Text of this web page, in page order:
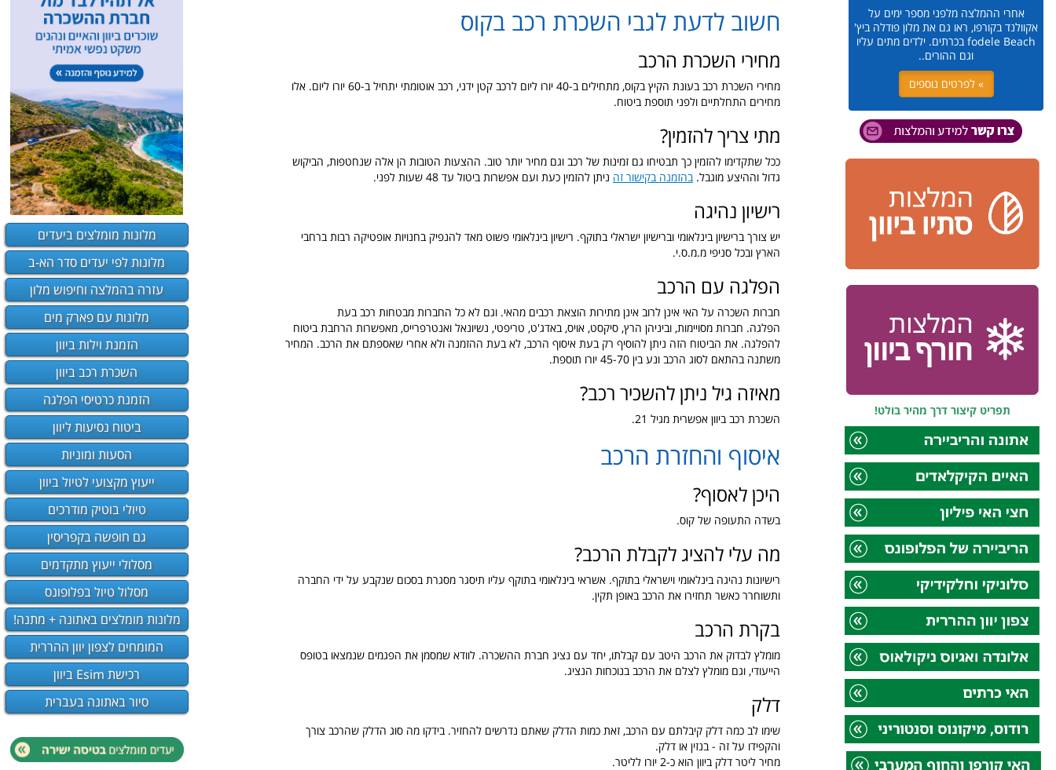
אחרי ההמלצה מלפני מספר ימים על
אקוולנד בקורפו, ראו גם את מלון פודלה ביץ'
fodele Beach בכרתים. ילדים מתים עליו
וגם ההורים..
» לפרטים נוספים
תפריט קיצור דרך מהיר בולט!
חשוב לדעת לגבי השכרת רכב בקוס
מחירי השכרת הרכב
מחירי השכרת רכב בעונת הקיץ בקוס, מתחילים ב-40 יורו ליום לרכב קטן ידני, רכב אוטומתי יתחיל ב-60 יורו ליום. אלו
מחירים התחלתיים ולפני תוספת ביטוח.
מתי צריך להזמין?
ככל שתקדימו להזמין כך תבטיחו גם זמינות של רכב וגם מחיר יותר טוב. ההצעות הטובות הן אלה שנחטפות, הביקוש
גדול וההיצע מוגבל.בהזמנה בקישור זה ניתן להזמין כעת ועם אפשרות ביטול עד 48 שעות לפני.
רישיון נהיגה
יש צורך ברישיון בינלאומי וברישיון ישראלי בתוקף. רישיון בינלאומי פשוט מאד להנפיק בחנויות אופטיקה רבות ברחבי
הארץ ובכל סניפי מ.מ.ס.י.
הפלגה עם הרכב
חברות השכרה על האי אינן לרוב אינן מתירות הוצאת רכבים מהאי. וגם לא כל החברות מבטחות רכב בעת
הפלגה. חברות מסויימות, וביניהן הרץ, סיקסט, אויס, באדג'ט, טריפטי, נשיונאל ואנטרפרייס, מאפשרות הרחבת ביטוח
להפלגה. את הביטוח הזה ניתן להוסיף רק בעת איסוף הרכב, לא בעת ההזמנה ולא אחרי שאספתם את הרכב. המחיר
משתנה בהתאם לסוג הרכב ונע בין 45-70 יורו תוספת.
מאיזה גיל ניתן להשכיר רכב?
השכרת רכב ביוון אפשרית מגיל 21.
איסוף והחזרת הרכב
היכן לאסוף?
בשדה התעופה של קוס.
מה עלי להציג לקבלת הרכב?
רישיונות נהיגה בינלאומי וישראלי בתוקף. אשראי בינלאומי בתוקף עליו תיסגר מסגרת בסכום שנקבע על ידי החברה
ותשוחרר כאשר תחזירו את הרכב באופן תקין.
בקרת הרכב
מומלץ לבדוק את הרכב היטב עם קבלתו, יחד עם נציג חברת ההשכרה. לוודא שמסמן את הפגמים שנמצאו בטופס
הייעודי, וגם מומלץ לצלם את הרכב בנוכחות הנציג.
דלק
שימו לב כמה דלק קיבלתם עם הרכב, זאת כמות הדלק שאתם נדרשים להחזיר. בידקו מה סוג הדלק שהרכב צורך
והקפידו על זה - בנזין או דלק.
מחיר ליטר דלק ביוון הוא כ-2 יורו לליטר.
מלונות מומלצים ביעדים
מלונות לפי יעדים סדר הא-ב
עזרה בהמלצה וחיפוש מלון
מלונות עם פארק מים
הזמנת וילות ביוון
השכרת רכב ביוון
הזמנת כרטיסי הפלגה
ביטוח נסיעות ליוון
הסעות ומוניות
ייעוץ מקצועי לטיול ביוון
טיולי בוטיק מודרכים
גם חופשה בקפריסין
מסלולי ייעוץ מתקדמים
מסלול טיול בפלופונס
מלונות מומלצים באתונה + מתנה!
המומחים לצפון יוון ההררית
רכישת Esim ביוון
סיור באתונה בעברית